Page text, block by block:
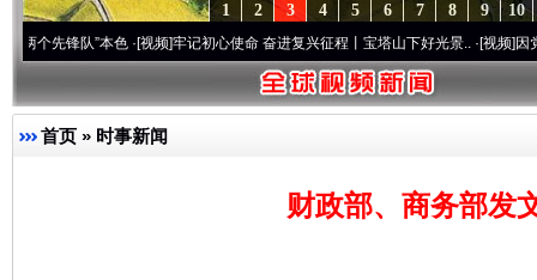
10
9
8
7
6
5
4
3
2
1
队”本色·[视频]牢记初心使命 奋进复兴征程丨宝塔山下好光景..·[视频]因党而生 为
首页 » 时事新闻
财政部、商务部发